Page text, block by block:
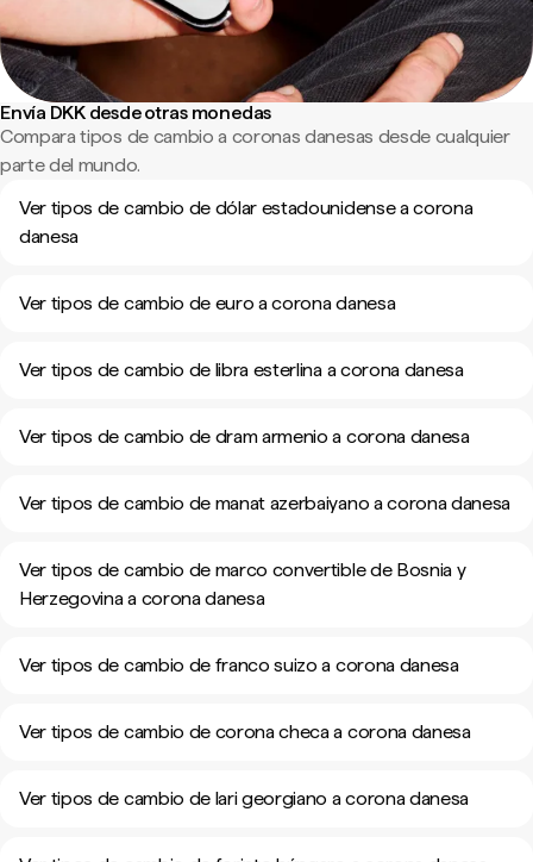
Envía DKK desde otras monedas
Compara tipos de cambio a coronas danesas desde cualquier
parte del mundo.
Ver tipos de cambio de dólar estadounidense a corona
danesa
Ver tipos de cambio de euro a corona danesa
Ver tipos de cambio de libra esterlina a corona danesa
Ver tipos de cambio de dram armenio a corona danesa
Ver tipos de cambio de manat azerbaiyano a corona danesa
Ver tipos de cambio de marco convertible de Bosnia y
Herzegovina a corona danesa
Ver tipos de cambio de franco suizo a corona danesa
Ver tipos de cambio de corona checa a corona danesa
Ver tipos de cambio de lari georgiano a corona danesa